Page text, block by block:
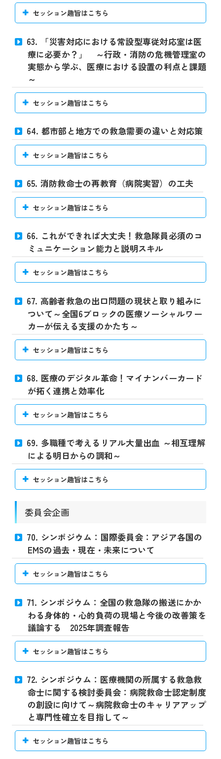
セッション趣旨はこちら
63. 「災害対応における常設型専従対応室は医
療に必要か？」 ～行政・消防の危機管理室の
実態から学ぶ、医療における設置の利点と課題
～
セッション趣旨はこちら
64. 都市部と地方での救急需要の違いと対応策
セッション趣旨はこちら
65. 消防救命士の再教育（病院実習）の工夫
セッション趣旨はこちら
66. これができれば大丈夫！救急隊員必須のコ
ミュニケーション能力と説明スキル
セッション趣旨はこちら
67. 高齢者救急の出口問題の現状と取り組みに
ついて～全国6ブロックの医療ソーシャルワー
カーが伝える支援のかたち～
セッション趣旨はこちら
68. 医療のデジタル革命！マイナンバーカード
が拓く連携と効率化
セッション趣旨はこちら
69. 多職種で考えるリアル大量出血 ～相互理解
による明日からの調和～
セッション趣旨はこちら
委員会企画
70. シンポジウム：国際委員会：アジア各国の
EMSの過去・現在・未来について
セッション趣旨はこちら
71. シンポジウム：全国の救急隊の搬送にかか
わる身体的・心的負荷の現場と今後の改善策を
議論する 2025年調査報告
セッション趣旨はこちら
72. シンポジウム：医療機関の所属する救急救
命士に関する検討委員会：病院救命士認定制度
の創設に向けて～病院救命士のキャリアアップ
と専門性確立を目指して～
セッション趣旨はこちら